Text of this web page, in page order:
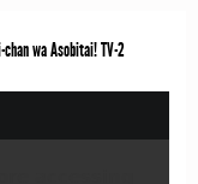
chan wa Asobitai! TV-2